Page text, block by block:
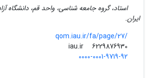
استاد، گروه جامعه شناسی، واحد قم، دانشگاه
ایران.
qom.iau.ir/fa/page/27/
iau.ir
0000-0001-9719-92